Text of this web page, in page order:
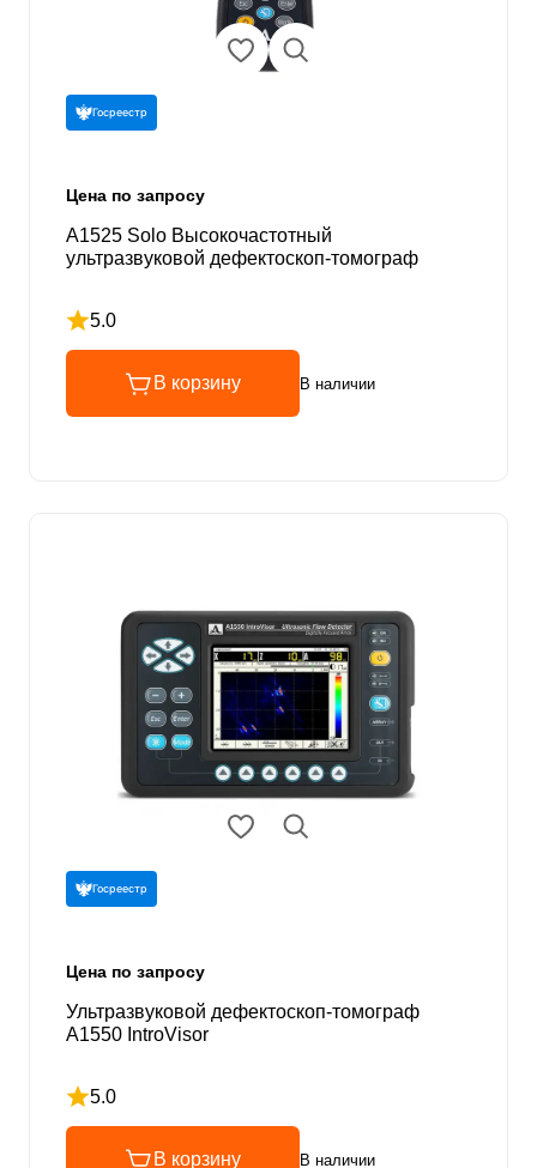
Госреестр
Цена по запросу
А1525 Solo Высокочастотный
ультразвуковой дефектоскоп-томограф
5.0
Рейтинг 5 из 5
В корзину В наличии
Госреестр
Цена по запросу
Ультразвуковой дефектоскоп-томограф
А1550 IntroVisor
5.0
Рейтинг 5 из 5
В корзину В наличии